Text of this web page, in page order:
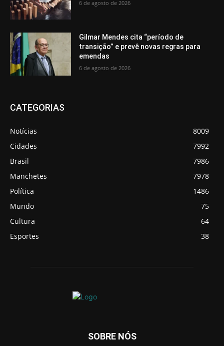
6 de agosto de 2026
Gilmar Mendes cita “período de
transição” e prevê novas regras para
emendas
6 de agosto de 2026
CATEGORIAS
Notícias
8009
Cidades
7992
Brasil
7986
Manchetes
7978
Política
1486
Mundo
75
Cultura
64
Esportes
38
SOBRE NÓS